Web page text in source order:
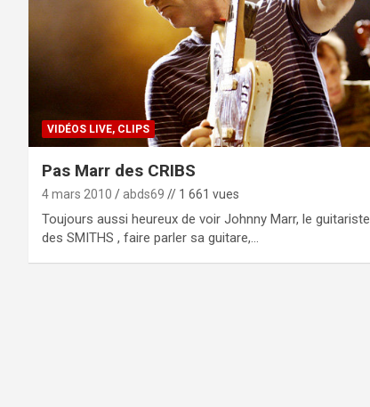
VIDÉOS LIVE, CLIPS
Pas Marr des CRIBS
4 mars 2010 abds69 // 1 661 vues
Toujours aussi heureux de voir Johnny Marr, le guitariste
des SMITHS , faire parler sa guitare,…